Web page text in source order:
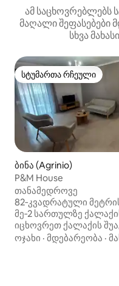
ამ საცხოვრებლებს
მაღალი შეფასებები
სხვა
სტუმართა რჩეული
სტუმართა რჩეული
ბინა (Agrinio)
P&M House
თანამედროვე
82‑კვადრატული
მე‑2 სართულზე
იცხოვრეთ ქალაქის
ნათელ, სრულად
ოჯახი · მდებარეობა ·